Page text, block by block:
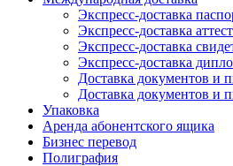
Экспресс-доставка
Экспресс-доставка
Экспресс-доставка
Экспресс-доставка
Доставка документов и
Доставка документов и
Упаковка
Аренда абонентского ящика
Бизнес перевод
Полиграфия